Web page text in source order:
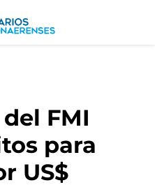
FMI
para
US$